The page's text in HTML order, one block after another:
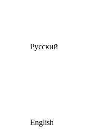
Русский
English